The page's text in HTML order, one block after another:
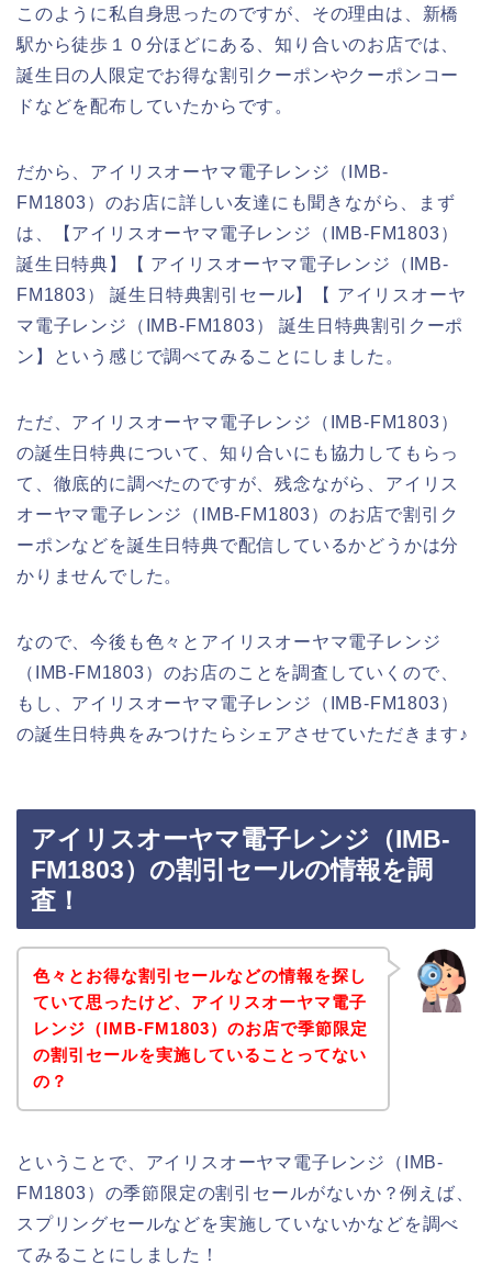
このように私自身思ったのですが、その理由は、新橋
駅から徒歩１０分ほどにある、知り合いのお店では、
誕生日の人限定でお得な割引クーポンやクーポンコー
ドなどを配布していたからです。
だから、アイリスオーヤマ電子レンジ（IMB-
FM1803）のお店に詳しい友達にも聞きながら、まず
は、【アイリスオーヤマ電子レンジ（IMB-FM1803）
誕生日特典】【 アイリスオーヤマ電子レンジ（IMB-
FM1803） 誕生日特典割引セール】【 アイリスオーヤ
マ電子レンジ（IMB-FM1803） 誕生日特典割引クーポ
ン】という感じで調べてみることにしました。
ただ、アイリスオーヤマ電子レンジ（IMB-FM1803）
の誕生日特典について、知り合いにも協力してもらっ
て、徹底的に調べたのですが、残念ながら、アイリス
オーヤマ電子レンジ（IMB-FM1803）のお店で割引ク
ーポンなどを誕生日特典で配信しているかどうかは分
かりませんでした。
なので、今後も色々とアイリスオーヤマ電子レンジ
（IMB-FM1803）のお店のことを調査していくので、
もし、アイリスオーヤマ電子レンジ（IMB-FM1803）
の誕生日特典をみつけたらシェアさせていただきます♪
アイリスオーヤマ電子レンジ（IMB-
FM1803）の割引セールの情報を調
査！
色々とお得な割引セールなどの情報を探し
ていて思ったけど、アイリスオーヤマ電子
レンジ（IMB-FM1803）のお店で季節限定
の割引セールを実施していることってない
の？
ということで、アイリスオーヤマ電子レンジ（IMB-
FM1803）の季節限定の割引セールがないか？例えば、
スプリングセールなどを実施していないかなどを調べ
てみることにしました！